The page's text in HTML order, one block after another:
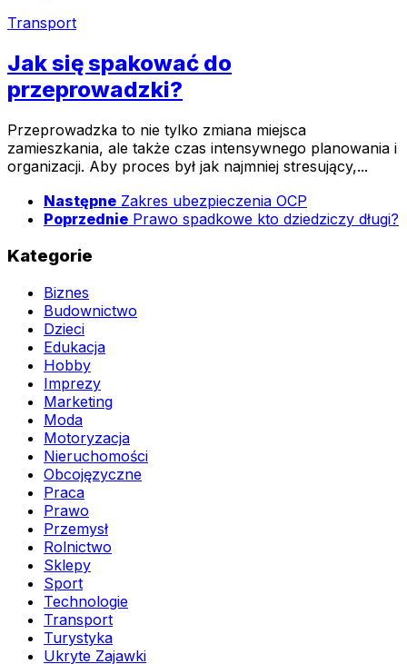
Transport
Jak się spakować do
przeprowadzki?
Przeprowadzka to nie tylko zmiana miejsca
zamieszkania, ale także czas intensywnego planowania i
organizacji. Aby proces był jak najmniej stresujący,...
Następne Zakres ubezpieczenia OCP
Poprzednie Prawo spadkowe kto dziedziczy długi?
Kategorie
Biznes
Budownictwo
Dzieci
Edukacja
Hobby
Imprezy
Marketing
Moda
Motoryzacja
Nieruchomości
Obcojęzyczne
Praca
Prawo
Przemysł
Rolnictwo
Sklepy
Sport
Technologie
Transport
Turystyka
Ukryte Zajawki